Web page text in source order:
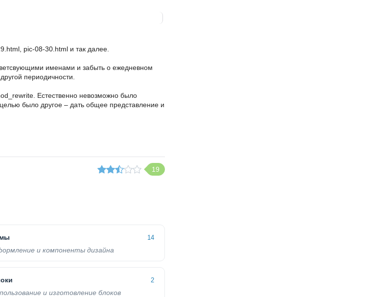
pic-08-30.html и так далее.
именами и забыть о ежедневном
периодичности.
Естественно невозможно было
было другое – дать общее представление и
19
14
и компоненты дизайна
2
и изготовление блоков